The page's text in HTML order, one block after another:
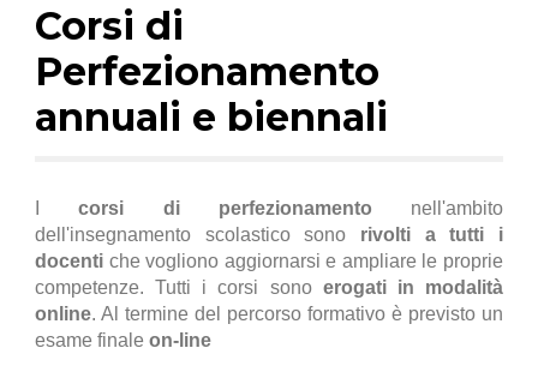
Corsi di
Perfezionamento
annuali e biennali
Icorsi di perfezionamento nell'ambito
dell'insegnamento scolastico sono rivolti a tutti i
docenti che vogliono aggiornarsi e ampliare le proprie
competenze. Tutti i corsi sono erogati in modalità
online. Al termine del percorso formativo è previsto un
esame finaleon-line